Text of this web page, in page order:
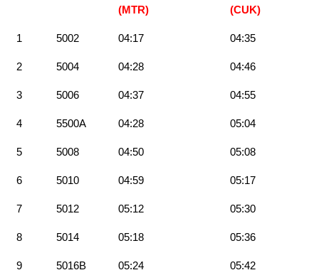
(MTR)
(CUK)
1 5002 04:17 04:35
2 5004 04:28 04:46
3 5006 04:37 04:55
4 5500A 04:28 05:04
5 5008 04:50 05:08
6 5010 04:59 05:17
7 5012 05:12 05:30
8 5014 05:18 05:36
9 5016B 05:24 05:42